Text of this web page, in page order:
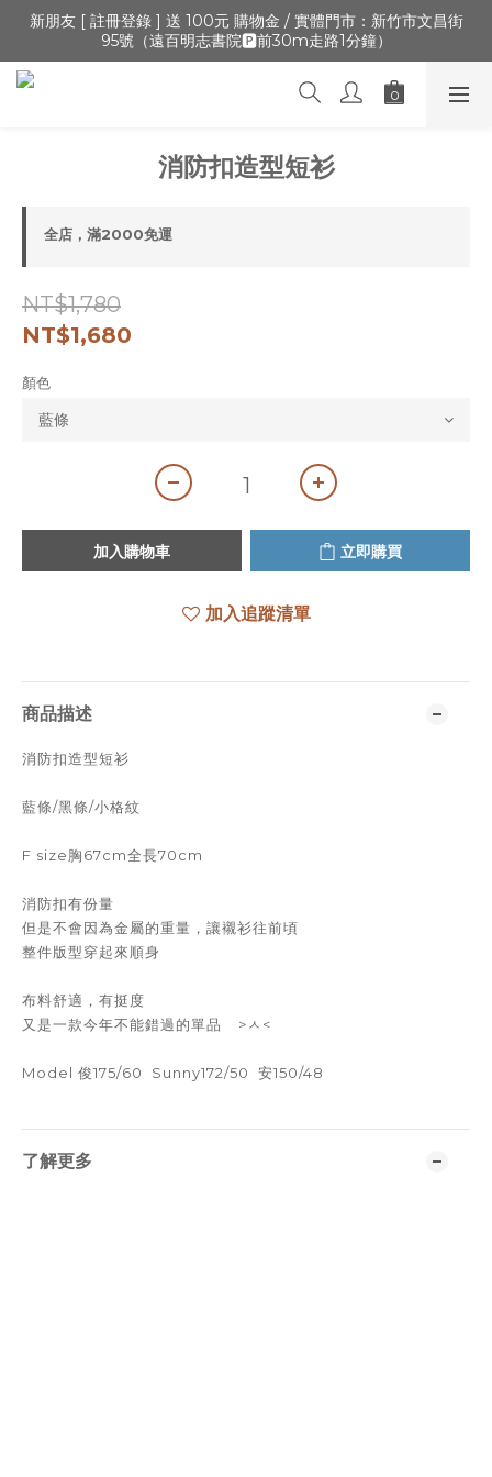
🔺「會員制」新開張,加入會員,全通路可累積紅利 >登入官網 > 個
人資訊 > 填寫正確「生日」收生日禮金
新朋友 [ 註冊登錄 ] 送 100元 購物金 / 實體門市：新竹市文昌街
95號（遠百明志書院🅿️前30m走路1分鐘）
🔺「會員制」新開張,加入會員,全通路可累積紅利 >登入官網 > 個
人資訊 > 填寫正確「生日」收生日禮金
消防扣造型短衫
全店，滿2000免運
NT$1,780
NT$1,680
顏色
加入購物車 立即購買
加入追蹤清單
商品描述
消防扣造型短衫
藍條/黑條/小格紋
F size胸67cm全長70cm
消防扣有份量
但是不會因為金屬的重量，讓襯衫往前頃
整件版型穿起來順身
布料舒適，有挺度
又是一款今年不能錯過的單品⠀ >ㅅ<
Model 俊175/60 Sunny172/50 安150/48
了解更多